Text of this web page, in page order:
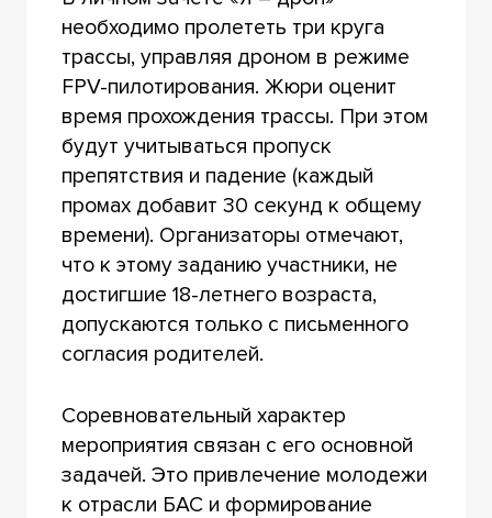
необходимо пролететь три круга
трассы, управляя дроном в режиме
FPV-пилотирования. Жюри оценит
время прохождения трассы. При этом
будут учитываться пропуск
препятствия и падение (каждый
промах добавит 30 секунд к общему
времени). Организаторы отмечают,
что к этому заданию участники, не
достигшие 18-летнего возраста,
допускаются только с письменного
согласия родителей.
Соревновательный характер
мероприятия связан с его основной
задачей. Это привлечение молодежи
к отрасли БАС и формирование